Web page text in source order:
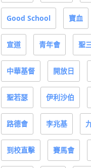
Good School 寶血
宣道 青年會 聖
中華基督 開放日
聖若瑟 伊利沙伯
路德會 李兆基
到校直擊 賽馬會